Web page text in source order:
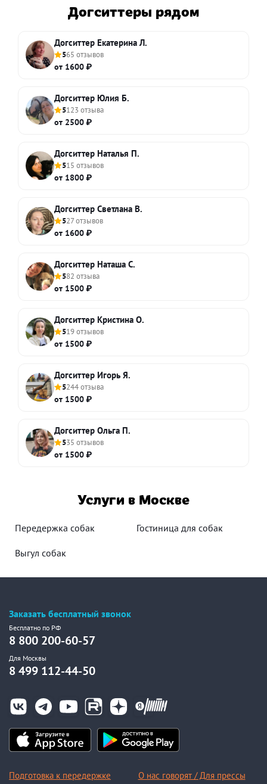
Догситтеры рядом
Догситтер Екатерина Л.
565 отзывов
от 1600 ₽
Догситтер Юлия Б.
5123 отзыва
от 2500 ₽
Догситтер Наталья П.
515 отзывов
от 1800 ₽
Догситтер Светлана В.
527 отзывов
от 1600 ₽
Догситтер Наташа С.
582 отзыва
от 1500 ₽
Догситтер Кристина О.
519 отзывов
от 1500 ₽
Догситтер Игорь Я.
5244 отзыва
от 1500 ₽
Догситтер Ольга П.
535 отзывов
от 1500 ₽
Услуги в Москве
Передержка собак Гостиница для собак
Выгул собак
Заказать бесплатный звонок
Бесплатно по РФ
8 800 200-60-57
Для Москвы
8 499 112-44-50
Подготовка к передержке О нас говорят / Для прессы